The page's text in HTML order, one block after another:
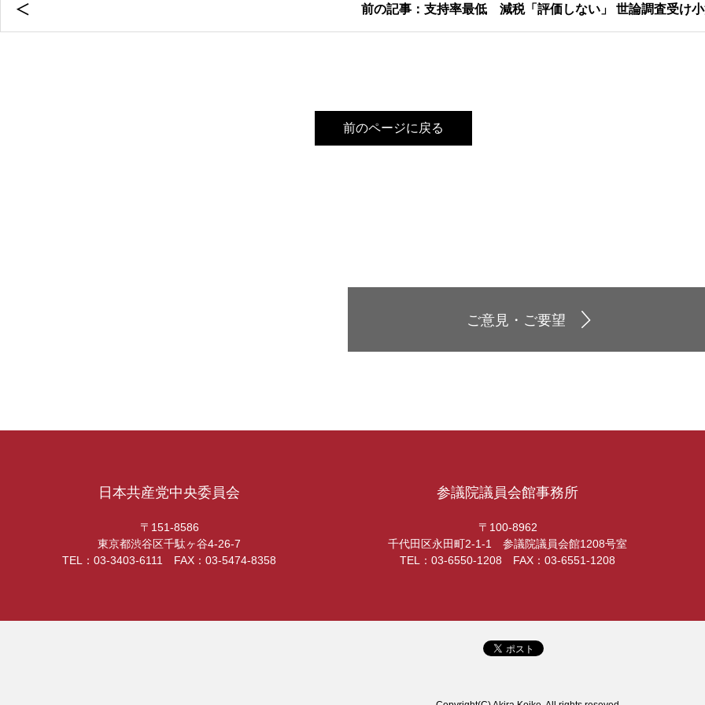
前の記事：支持率最低 減税「評価しない」 世論調査受け
前のページに戻る
ご意見・ご要望
日本共産党中央委員会
〒151-8586
東京都渋谷区千駄ヶ谷4-26-7
TEL：03-3403-6111 FAX：03-5474-8358
参議院議員会館事務所
〒100-8962
千代田区永田町2-1-1 参議院議員会館1208号室
TEL：03-6550-1208 FAX：03-6551-1208